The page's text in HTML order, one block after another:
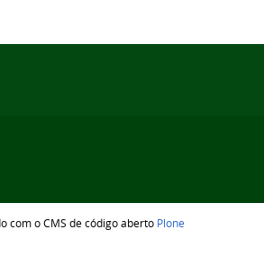
com o CMS de código aberto Plone